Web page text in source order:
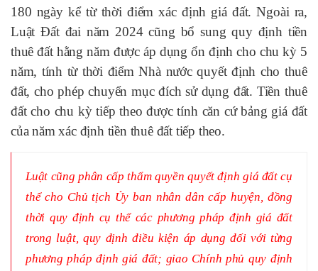
180 ngày kể từ thời điểm xác định giá đất. Ngoài ra,
Luật Đất đai năm 2024 cũng bổ sung quy định tiền
thuê đất hằng năm được áp dụng ổn định cho chu kỳ 5
năm, tính từ thời điểm Nhà nước quyết định cho thuê
đất, cho phép chuyển mục đích sử dụng đất. Tiền thuê
đất cho chu kỳ tiếp theo được tính căn cứ bảng giá đất
của năm xác định tiền thuê đất tiếp theo.
Luật cũng phân cấp thẩm quyền quyết định giá đất cụ
thể cho Chủ tịch Ủy ban nhân dân cấp huyện, đồng
thời quy định cụ thể các phương pháp định giá đất
trong luật, quy định điều kiện áp dụng đối với từng
phương pháp định giá đất; giao Chính phủ quy định